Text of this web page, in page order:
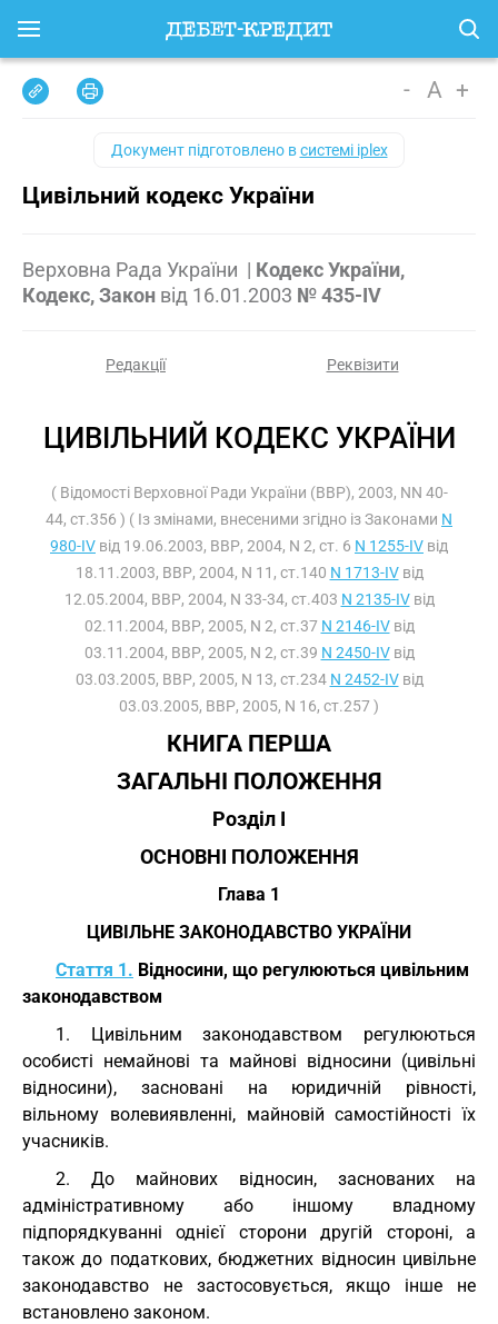
- A +
Документ підготовлено всистемі iplex
Цивільний кодекс України
Верховна Рада України | Кодекс України,
Кодекс, Закон від 16.01.2003 № 435-IV
Редакції Реквізити
ЦИВІЛЬНИЙ КОДЕКС УКРАЇНИ
( Відомості Верховної Ради України (ВВР), 2003, NN 40-
44, ст.356 ) ( Із змінами, внесеними згідно із Законами N
980-IV від 19.06.2003, ВВР, 2004, N 2, ст. 6 N 1255-IV від
18.11.2003, ВВР, 2004, N 11, ст.140 N 1713-IVвід
12.05.2004, ВВР, 2004, N 33-34, ст.403 N 2135-IVвід
02.11.2004, ВВР, 2005, N 2, ст.37 N 2146-IVвід
03.11.2004, ВВР, 2005, N 2, ст.39 N 2450-IVвід
03.03.2005, ВВР, 2005, N 13, ст.234 N 2452-IVвід
03.03.2005, ВВР, 2005, N 16, ст.257 )
КНИГА ПЕРША
ЗАГАЛЬНІ ПОЛОЖЕННЯ
Розділ I
ОСНОВНІ ПОЛОЖЕННЯ
Глава 1
ЦИВІЛЬНЕ ЗАКОНОДАВСТВО УКРАЇНИ
Стаття 1. Відносини, що регулюються цивільним
законодавством
1. Цивільним законодавством регулюються
особисті немайнові та майнові відносини (цивільні
відносини), засновані на юридичній рівності,
вільному волевиявленні, майновій самостійності їх
учасників.
2. До майнових відносин, заснованих на
адміністративному або іншому владному
підпорядкуванні однієї сторони другій стороні, а
також до податкових, бюджетних відносин цивільне
законодавство не застосовується, якщо інше не
встановлено законом.